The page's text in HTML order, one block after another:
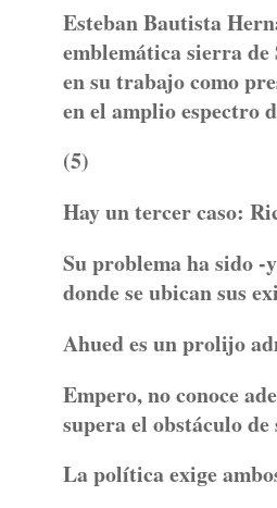
Esteban Bautista
emblemática sierra
en su trabajo como
en el amplio espectro
(5)
Hay un tercer caso:
Su problema ha sido -
donde se ubican sus
Ahued es un prolijo
Empero, no conoce
supera el obstáculo
La política exige